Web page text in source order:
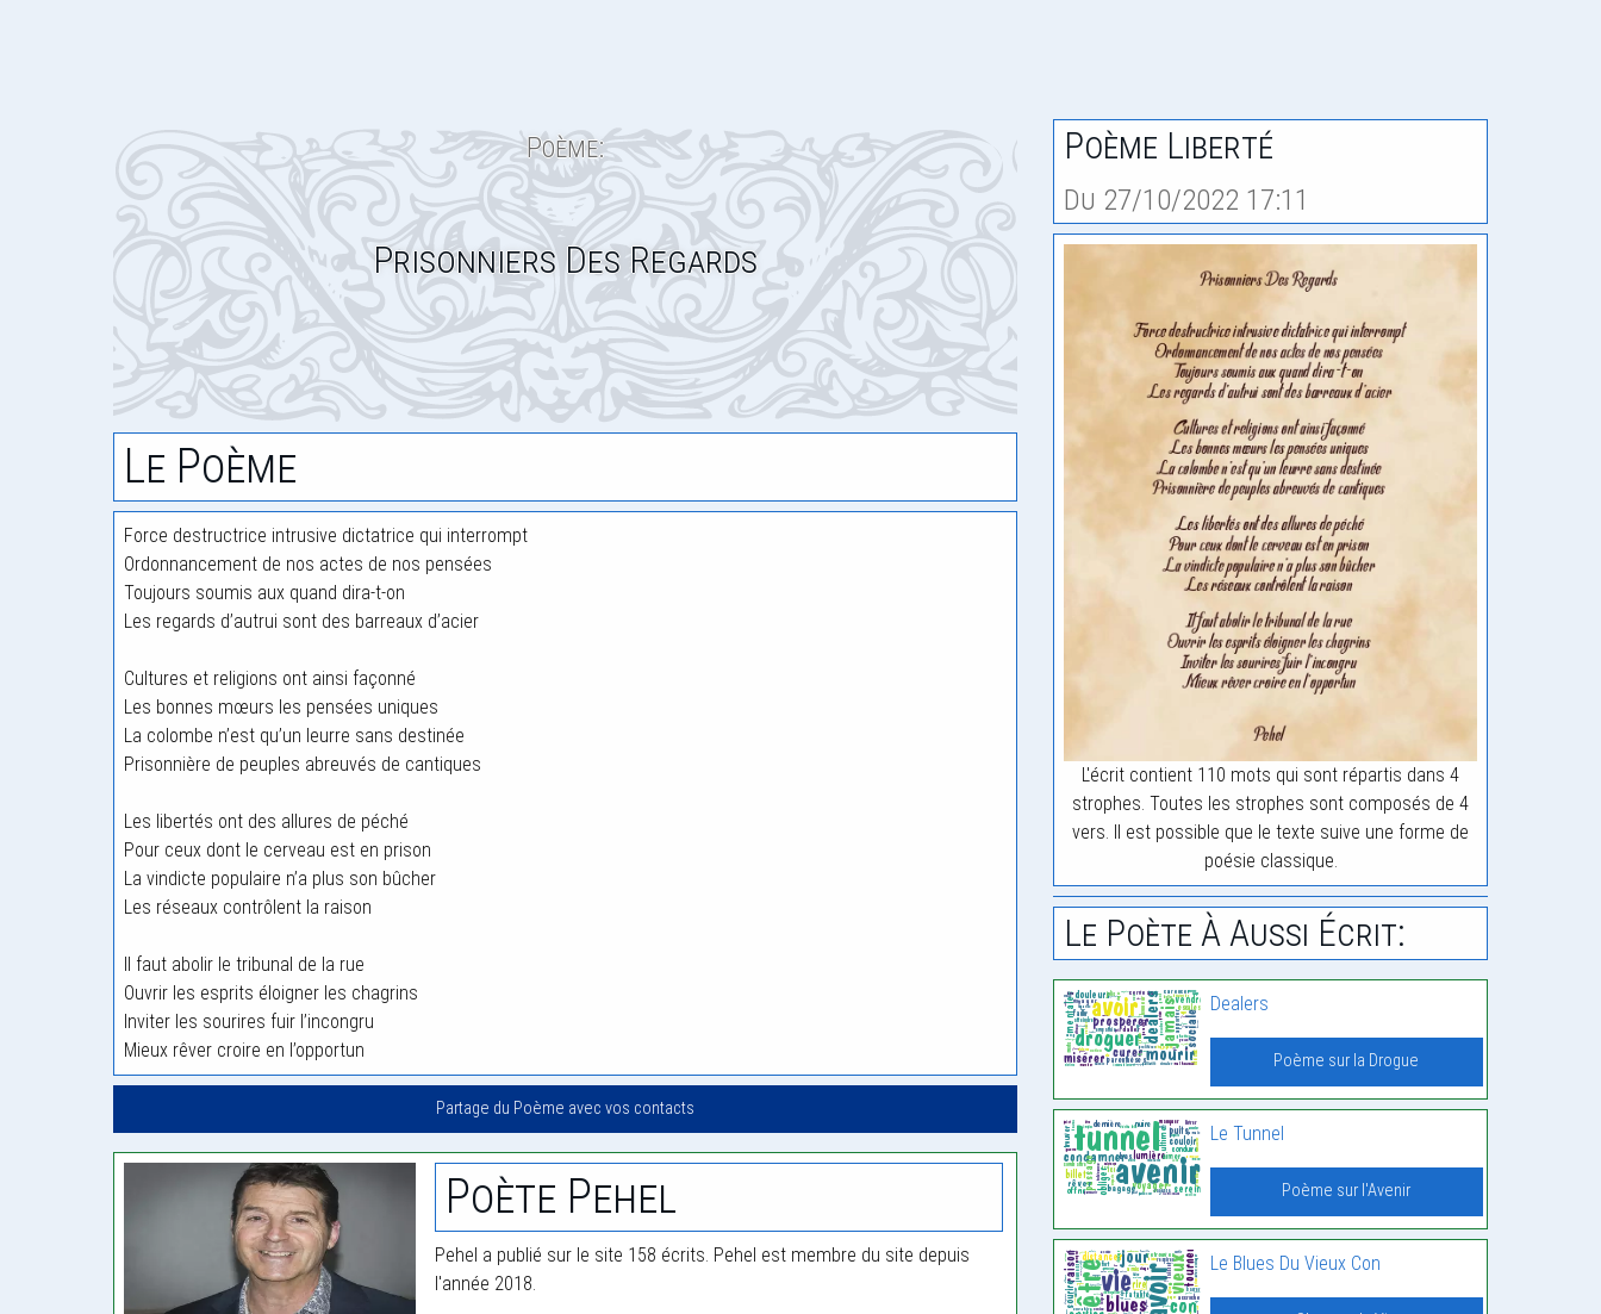
Poème:
Prisonniers Des Regards
Le Poème
Force destructrice intrusive dictatrice qui interrompt
Ordonnancement de nos actes de nos pensées
Toujours soumis aux quand dira-t-on
Les regards d’autrui sont des barreaux d’acier
Cultures et religions ont ainsi façonné
Les bonnes mœurs les pensées uniques
La colombe n’est qu’un leurre sans destinée
Prisonnière de peuples abreuvés de cantiques
Les libertés ont des allures de péché
Pour ceux dont le cerveau est en prison
La vindicte populaire n’a plus son bûcher
Les réseaux contrôlent la raison
Il faut abolir le tribunal de la rue
Ouvrir les esprits éloigner les chagrins
Inviter les sourires fuir l’incongru
Mieux rêver croire en l’opportun
Partage du Poème avec vos contacts
Poète Pehel
Pehel a publié sur le site 158 écrits. Pehel est membre du site depuis
l'année 2018.
Poème Liberté
Du 27/10/2022 17:11
L'écrit contient 110 mots qui sont répartis dans 4
strophes. Toutes les strophes sont composés de 4
vers. Il est possible que le texte suive une forme de
poésie classique.
Le Poète À Aussi Écrit:
Dealers
Poème sur la Drogue
Le Tunnel
Poème sur l'Avenir
Le Blues Du Vieux Con